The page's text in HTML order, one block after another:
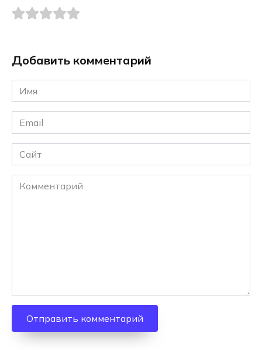
Добавить комментарий
Имя
*
Email
*
Сайт
Комментарий